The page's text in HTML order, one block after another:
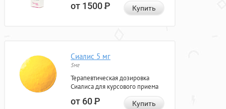
от 1500Р Купить
Сиалис 5 мг
5мг
Терапевтическая дозировка
Сиалиса для курсового приема
от 60Р Купить